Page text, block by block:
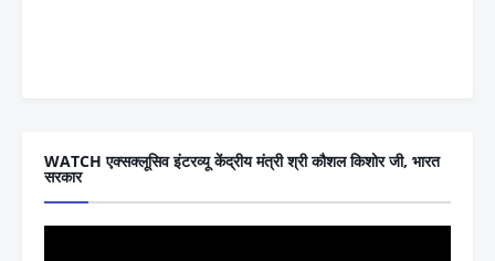
WATCH एक्सक्लूसिव इंटरव्यू केंद्रीय मंत्री श्री कौशल किशोर जी, भारत
सरकार